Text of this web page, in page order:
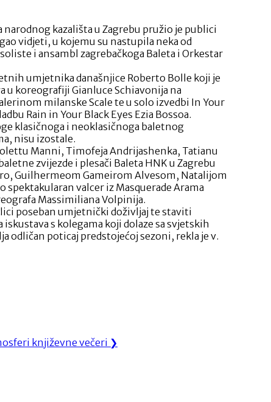
međunarodnim
baletnim
zvijezdama
zadivio
je
publiku
kazališta u Zagrebu pružio je publici
vidjeti, u kojemu su nastupila neka od
i ansambl zagrebačkoga Baleta i Orkestar
umjetnika današnjice Roberto Bolle koji je
u koreografiji Gianluce Schiavonija na
milanske Scale te u solo izvedbi In Your
Rain in Your Black Eyes Ezia Bossoa.
klasičnoga i neoklasičnoga baletnog
nisu izostale.
Manni, Timofeja Andrijashenka, Tatianu
zvijezde i plesači Baleta HNK u Zagrebu
Guilhermeom Gameirom Alvesom, Natalijom
valcer iz Masquerade Arama
Massimiliana Volpinija.
poseban umjetnički doživljaj te staviti
s kolegama koji dolaze sa svjetskih
odličan poticaj predstojećoj sezoni, rekla je v.
književne večeri ❯